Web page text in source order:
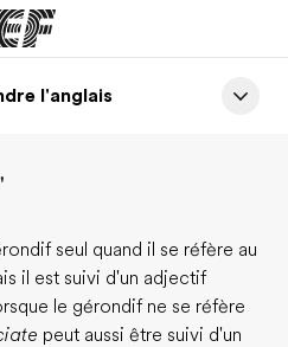
l'anglais
seul quand il se réfère au
il est suivi d'un adjectif
le gérondif ne se réfère
peut aussi être suivi d'un